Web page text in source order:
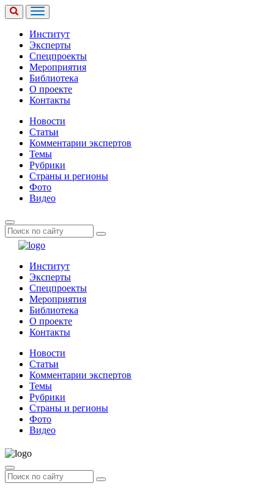
Институт
Эксперты
Спецпроекты
Мероприятия
Библиотека
О проекте
Контакты
Новости
Статьи
Комментарии экспертов
Темы
Рубрики
Страны и регионы
Фото
Видео
Институт
Эксперты
Спецпроекты
Мероприятия
Библиотека
О проекте
Контакты
Новости
Статьи
Комментарии экспертов
Темы
Рубрики
Страны и регионы
Фото
Видео